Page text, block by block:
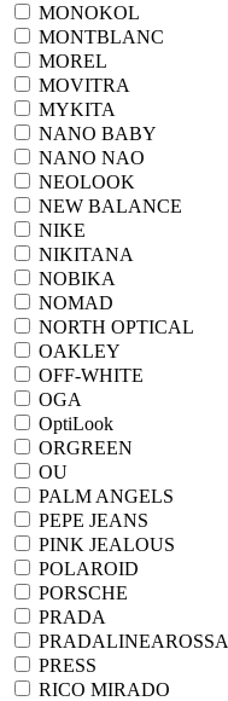
MONOKOL
MONTBLANC
MOREL
MOVITRA
MYKITA
NANO BABY
NANO NAO
NEOLOOK
NEW BALANCE
NIKE
NIKITANA
NOBIKA
NOMAD
NORTH OPTICAL
OAKLEY
OFF-WHITE
OGA
OptiLook
ORGREEN
OU
PALM ANGELS
PEPE JEANS
PINK JEALOUS
POLAROID
PORSCHE
PRADA
PRADALINEAROSSA
PRESS
RICO MIRADO